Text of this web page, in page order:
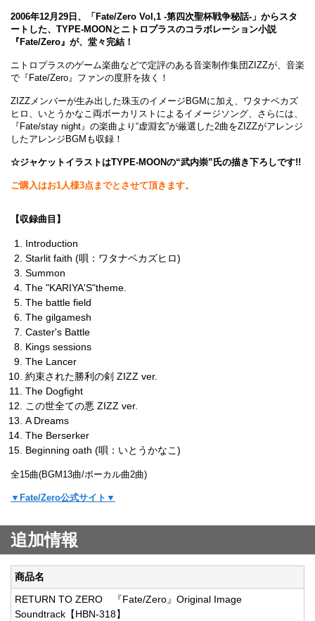
2006年12月29日、「Fate/Zero Vol,1 -第四次聖杯戦争秘話-」からスタ
ートした、TYPE-MOONとニトロプラスのコラボレーション小説
『Fate/Zero』が、堂々完結！
ニトロプラスのゲーム楽曲などで定評のある音楽制作集団ZIZZが、音楽
で『Fate/Zero』ファンの度肝を抜く！
ZIZZメンバーが生み出した珠玉のイメージBGMに加え、ワタナベカズ
ヒロ、いとうかなこ両ボーカリストによるイメージソング、さらには、
『Fate/stay night』の楽曲より“虚淵玄”が厳選した2曲をZIZZがアレンジ
したアレンジBGMも収録！
☆ジャケットイラストはTYPE-MOONの“武内崇”氏の描き下ろしです!!
ご購入はお1人様3点までとさせて頂きます。
【収録曲目】
Introduction
Starlit faith (唄：ワタナベカズヒロ)
Summon
The "KARIYA'S"theme.
The battle field
The gilgamesh
Caster's Battle
Kings sessions
The Lancer
約束された勝利の剣 ZIZZ ver.
The Dogfight
この世全ての悪 ZIZZ ver.
A Dreams
The Berserker
Beginning oath (唄：いとうかなこ)
全15曲(BGM13曲/ボーカル曲2曲)
▼Fate/Zero公式サイト▼
追加情報
商品名
RETURN TO ZERO 『Fate/Zero』Original Image
Soundtrack【HBN-318】